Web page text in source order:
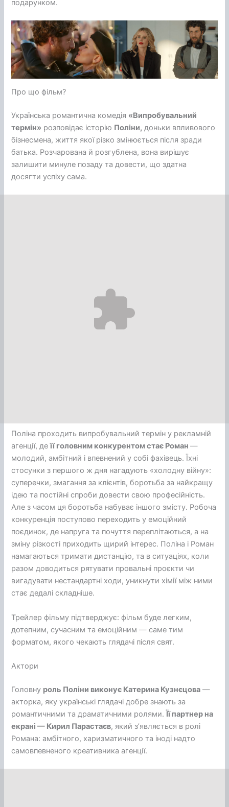
подарунком.
Про що фільм?
Українська романтична комедія «Випробувальний
термін» розповідає історію Поліни, доньки впливового
бізнесмена, життя якої різко змінюється після зради
батька. Розчарована й розгублена, вона вирішує
залишити минуле позаду та довести, що здатна
досягти успіху сама.
Поліна проходить випробувальний термін у рекламній
агенції, деїї головним конкурентом стає Роман—
молодий, амбітний і впевнений у собі фахівець. Їхні
стосунки з першого ж дня нагадують «холодну війну»:
суперечки, змагання за клієнтів, боротьба за найкращу
ідею та постійні спроби довести свою професійність.
Але з часом ця боротьба набуває іншого змісту. Робоча
конкуренція поступово переходить у емоційний
поєдинок, де напруга та почуття переплітаються, а на
зміну різкості приходить щирий інтерес. Поліна і Роман
намагаються тримати дистанцію, та в ситуаціях, коли
разом доводиться рятувати провальні проєкти чи
вигадувати нестандартні ходи, уникнути хімії між ними
стає дедалі складніше.
Трейлер фільму підтверджує: фільм буде легким,
дотепним, сучасним та емоційним — саме тим
форматом, якого чекають глядачі після свят.
Актори
Головну роль Поліни виконує Катерина Кузнєцова —
акторка, яку українські глядачі добре знають за
романтичними та драматичними ролями. Її партнер на
екрані — Кирил Парастаєв, який з’являється в ролі
Романа: амбітного, харизматичного та іноді надто
самовпевненого креативника агенції.